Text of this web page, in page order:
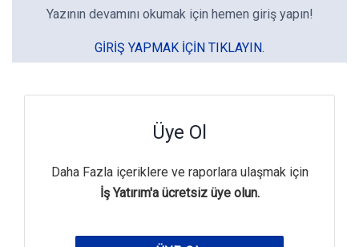
Yazının devamını okumak için hemen giriş yapın!
GIRIŞ YAPMAK IÇIN TIKLAYIN.
Üye Ol
Daha Fazla içeriklere ve raporlara ulaşmak için
İş Yatırım'a ücretsiz üye olun.